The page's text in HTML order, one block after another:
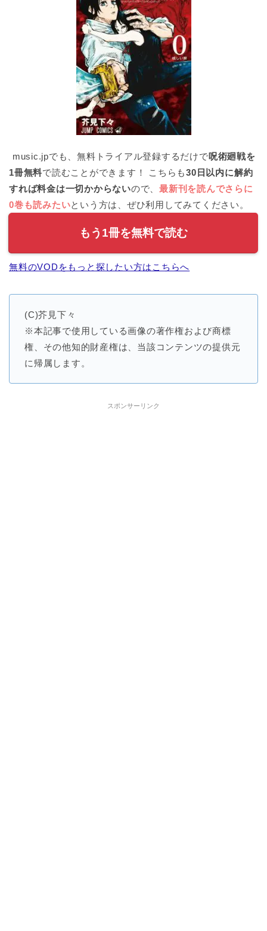
music.jpでも、無料トライアル登録するだけで呪術廻戦を
1冊無料で読むことができます！ こちらも30日以内に解約
すれば料金は一切かからないので、最新刊を読んでさらに
0巻も読みたいという方は、ぜひ利用してみてください。
もう1冊を無料で読む
無料のVODをもっと探したい方はこちらへ
(C)芥見下々
※本記事で使用している画像の著作権および商標
権、その他知的財産権は、当該コンテンツの提供元
に帰属します。
スポンサーリンク